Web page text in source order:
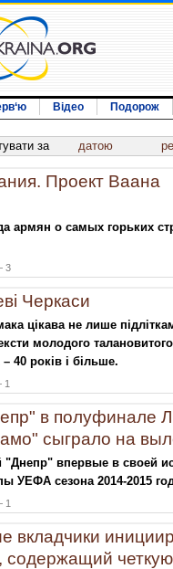
Відео Подорож
за датою
Проект Ваана
армян о самых горьких
3
Черкаси
цікава не лише
молодого талановитого
40 років і більше.
1
в полуфинале
сыграло на
"Днепр" впервые в своей
УЕФА сезона 2014-2015
1
вкладчики
содержащий